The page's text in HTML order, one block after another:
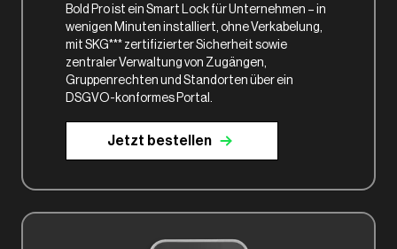
Bold Pro ist ein Smart Lock für Unternehmen – in
wenigen Minuten installiert, ohne Verkabelung,
mit SKG*** zertifizierter Sicherheit sowie
zentraler Verwaltung von Zugängen,
Gruppenrechten und Standorten über ein
DSGVO-konformes Portal.
Jetzt bestellen